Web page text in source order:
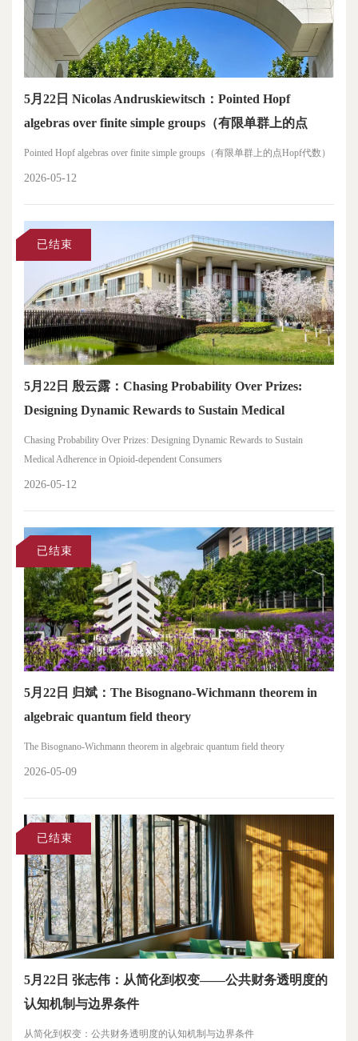
5月22日 Nicolas Andruskiewitsch：Pointed Hopf
algebras over finite simple groups（有限单群上的点
Hopf代数）
Pointed Hopf algebras over finite simple groups（有限单群上的点Hopf代数）
2026-05-12
已结束
5月22日 殷云露：Chasing Probability Over Prizes:
Designing Dynamic Rewards to Sustain Medical
Adherence in Opioid-dependent Consumers
Chasing Probability Over Prizes: Designing Dynamic Rewards to Sustain
Medical Adherence in Opioid-dependent Consumers
2026-05-12
已结束
5月22日 归斌：The Bisognano-Wichmann theorem in
algebraic quantum field theory
The Bisognano-Wichmann theorem in algebraic quantum field theory
2026-05-09
已结束
5月22日 张志伟：从简化到权变——公共财务透明度的
认知机制与边界条件
从简化到权变：公共财务透明度的认知机制与边界条件